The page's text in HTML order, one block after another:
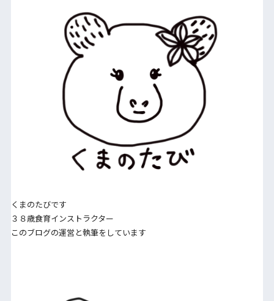
くまのたびです
３８歳食育インストラクター
このブログの運営と執筆をしています